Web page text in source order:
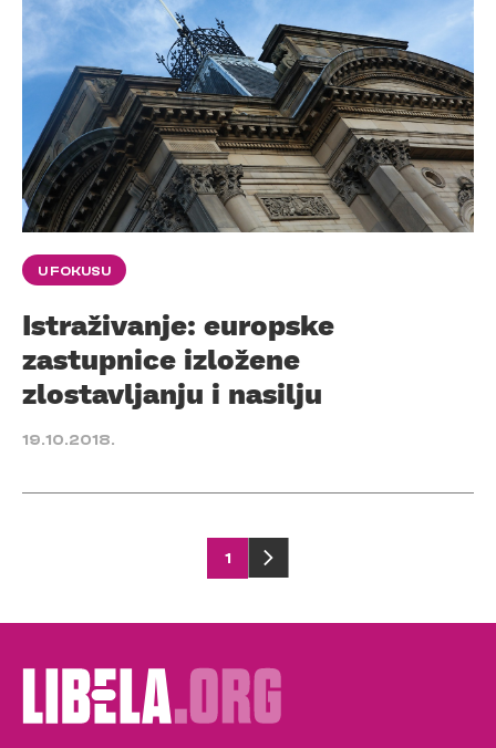
U FOKUSU
Istraživanje: europske
zastupnice izložene
zlostavljanju i nasilju
19.10.2018.
pagination
1